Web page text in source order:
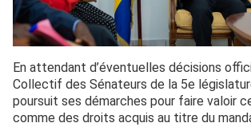
En attendant d’éventuelles décisions
Collectif des Sénateurs de la 5e
poursuit ses démarches pour faire valoir
comme des droits acquis au titre du